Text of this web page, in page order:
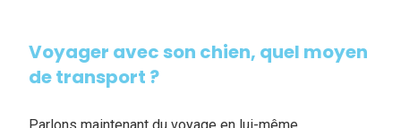
Voyager avec son chien, quel moyen
de transport ?